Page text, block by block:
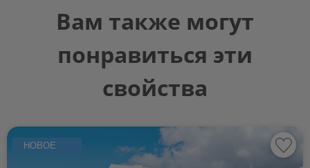
Вам также могут
понравиться эти
свойства
НОВОЕ